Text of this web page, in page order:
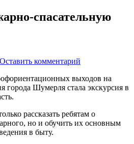
спасательную
Оставить комментарий
в
пожарно-
выходов на
города Шумерля стала экскурсия в
рассказать ребятам о
но и обучить их основным
в быту.